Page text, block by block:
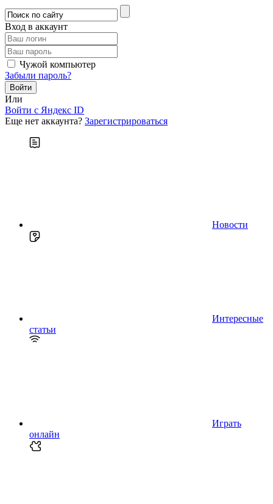
Вход в аккаунт
Чужой компьютер
Забыли пароль?
Или
Войти c Яндекс ID
Еще нет аккаунта? Зарегистрироваться
Новости
Интересные
статьи
Играть
онлайн